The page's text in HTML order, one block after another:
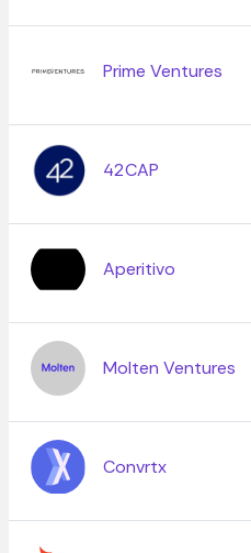
Prime Ventures
42CAP
Aperitivo
Molten Ventures
Convrtx